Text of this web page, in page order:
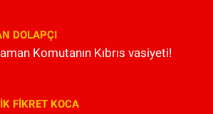
DOLAPÇI
Komutanın Kıbrıs vasiyeti!
FIKRET KOCA